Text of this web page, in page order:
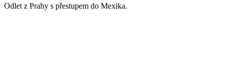
Odlet z Prahy s přestupem do Mexika.